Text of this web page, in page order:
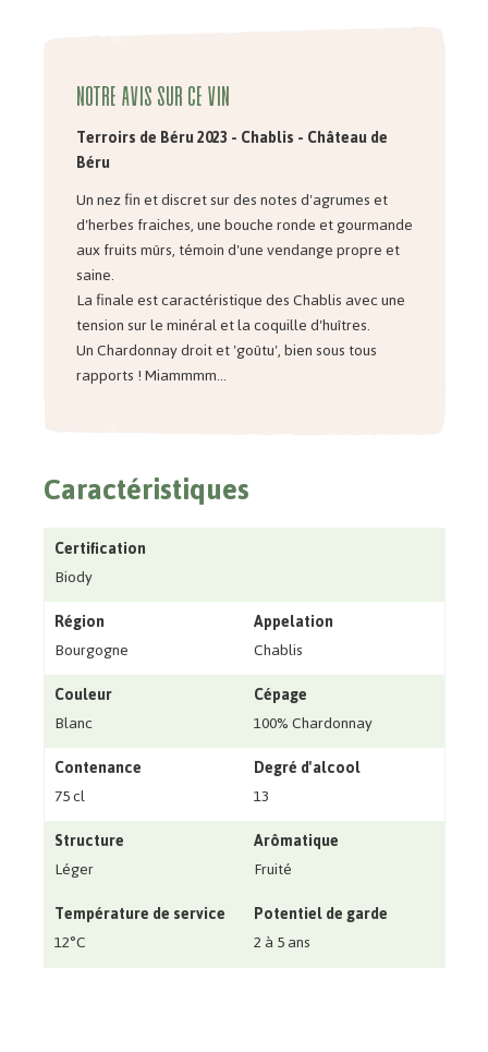
Notre avis sur ce vin
Terroirs de Béru 2023 -Chablis - Château de
Béru
Un nez fin et discret sur des notes d'agrumes et
d'herbes fraiches, une bouche ronde et gourmande
aux fruits mûrs, témoin d'une vendange propre et
saine.
La finale est caractéristique des Chablis avec une
tension sur le minéral et la coquille d'huîtres.
Un Chardonnay droit et 'goûtu', bien sous tous
rapports ! Miammmm...
Caractéristiques
Certification
Biody
Région
Bourgogne
Appelation
Chablis
Couleur
Blanc
Cépage
100% Chardonnay
Contenance
75 cl
Degré d'alcool
13
Structure
Léger
Arômatique
Fruité
Température de service
12°C
Potentiel de garde
2 à 5 ans